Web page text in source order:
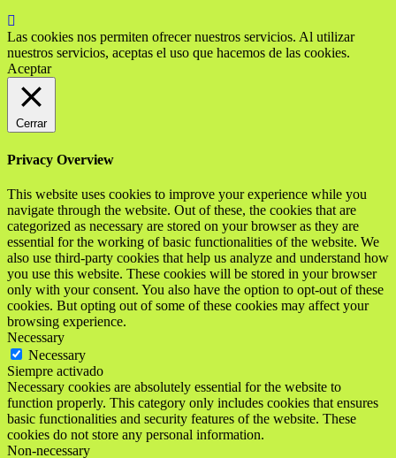
Las cookies nos permiten ofrecer nuestros servicios. Al utilizar
nuestros servicios, aceptas el uso que hacemos de las cookies.
Aceptar
Cerrar
Privacy Overview
This website uses cookies to improve your experience while you
navigate through the website. Out of these, the cookies that are
categorized as necessary are stored on your browser as they are
essential for the working of basic functionalities of the website. We
also use third-party cookies that help us analyze and understand how
you use this website. These cookies will be stored in your browser
only with your consent. You also have the option to opt-out of these
cookies. But opting out of some of these cookies may affect your
browsing experience.
Necessary
Necessary
Siempre activado
Necessary cookies are absolutely essential for the website to
function properly. This category only includes cookies that ensures
basic functionalities and security features of the website. These
cookies do not store any personal information.
Non-necessary